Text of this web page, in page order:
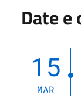
Date e
15
MAR